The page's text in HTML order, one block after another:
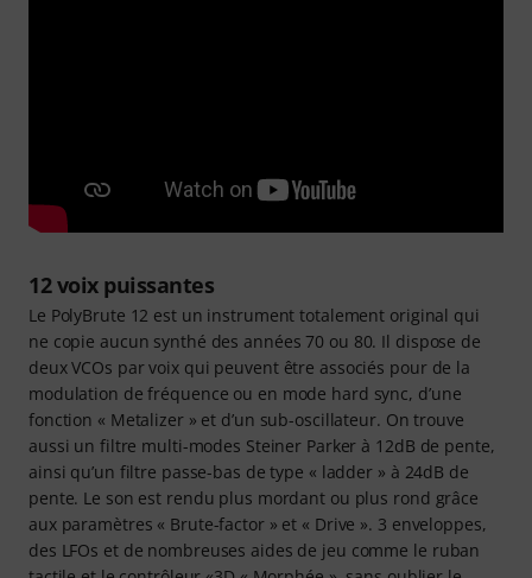
12 voix puissantes
Le PolyBrute 12 est un instrument totalement original qui
ne copie aucun synthé des années 70 ou 80. Il dispose de
deux VCOs par voix qui peuvent être associés pour de la
modulation de fréquence ou en mode hard sync, d’une
fonction « Metalizer » et d’un sub-oscillateur. On trouve
aussi un filtre multi-modes Steiner Parker à 12dB de pente,
ainsi qu’un filtre passe-bas de type « ladder » à 24dB de
pente. Le son est rendu plus mordant ou plus rond grâce
aux paramètres « Brute-factor » et « Drive ». 3 enveloppes,
des LFOs et de nombreuses aides de jeu comme le ruban